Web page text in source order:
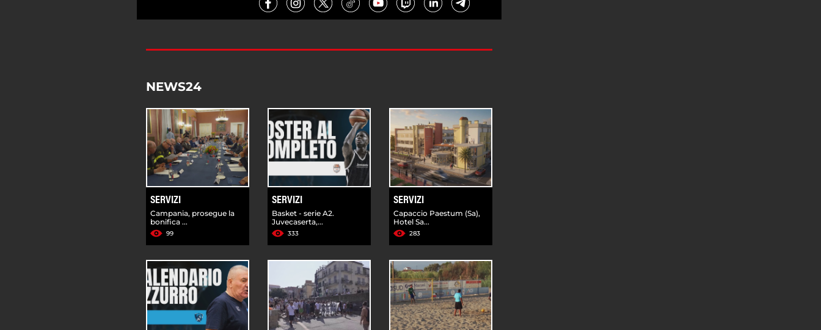
NEWS24
SERVIZI
Campania, prosegue la
bonifica ...
99
SERVIZI
Basket - serie A2.
Juvecaserta,...
333
SERVIZI
Capaccio Paestum (Sa),
Hotel Sa...
283